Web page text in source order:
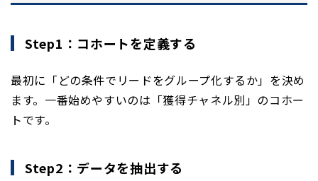
Step1：コホートを定義する
最初に「どの条件でリードをグループ化するか」を決め
ます。一番始めやすいのは「獲得チャネル別」のコホー
トです。
Step2：データを抽出する